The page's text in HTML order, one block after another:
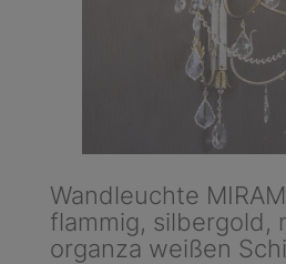
Wandleuchte
flammig, silbergold,
organza weißen